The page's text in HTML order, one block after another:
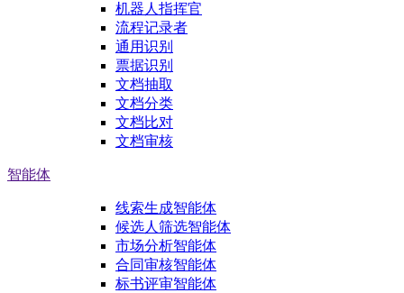
机器人指挥官
流程记录者
通用识别
票据识别
文档抽取
文档分类
文档比对
文档审核
智能体
线索生成智能体
候选人筛选智能体
市场分析智能体
合同审核智能体
标书评审智能体